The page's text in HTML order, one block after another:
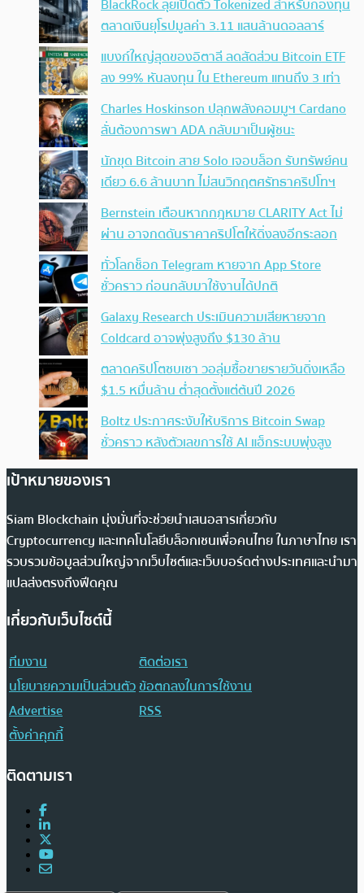
BlackRock ลุยเปิดตัว Tokenized สำหรับกองทุน
ตลาดเงินยุโรปมูลค่า 3.11 แสนล้านดอลลาร์
แบงก์ใหญ่สุดของอิตาลี ลดสัดส่วน Bitcoin ETF
ลง 99% หันลงทุน ใน Ethereum แทนถึง 3 เท่า
Charles Hoskinson ปลุกพลังคอมมูฯ Cardano
ลั่นต้องการพา ADA กลับมาเป็นผู้ชนะ
นักขุด Bitcoin สาย Solo เจอบล็อก รับทรัพย์คน
เดียว 6.6 ล้านบาท ไม่สนวิกฤตศรัทธาคริปโทฯ
Bernstein เตือนหากกฎหมาย CLARITY Act ไม่
ผ่าน อาจกดดันราคาคริปโตให้ดิ่งลงอีกระลอก
ทั่วโลกช็อก Telegram หายจาก App Store
ชั่วคราว ก่อนกลับมาใช้งานได้ปกติ
Galaxy Research ประเมินความเสียหายจาก
Coldcard อาจพุ่งสูงถึง $130 ล้าน
ตลาดคริปโตซบเซา วอลุ่มซื้อขายรายวันดิ่งเหลือ
$1.5 หมื่นล้าน ต่ำสุดตั้งแต่ต้นปี 2026
Boltz ประกาศระงับให้บริการ Bitcoin Swap
ชั่วคราว หลังตัวเลขการใช้ AI แฮ็กระบบพุ่งสูง
เป้าหมายของเรา
Siam Blockchain มุ่งมั่นที่จะช่วยนำเสนอสารเกี่ยวกับ
Cryptocurrency และเทคโนโลยีบล็อกเชนเพื่อคนไทย ในภาษาไทย เรา
รวบรวมข้อมูลส่วนใหญ่จากเว็บไซต์และเว็บบอร์ดต่างประเทศและนำมา
แปลส่งตรงถึงฟีดคุณ
เกี่ยวกับเว็บไซต์นี้
ทีมงาน
ติดต่อเรา
นโยบายความเป็นส่วนตัวข้อตกลงในการใช้งาน
Advertise
RSS
ตั้งค่าคุกกี้
ติดตามเรา